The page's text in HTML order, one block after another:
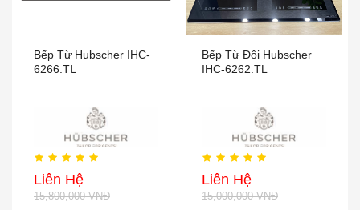
Bếp Từ Hubscher IHC-
6266.TL
Liên Hệ
15,800,000 VNĐ
Bếp Từ Đôi Hubscher
IHC-6262.TL
Liên Hệ
15,000,000 VNĐ